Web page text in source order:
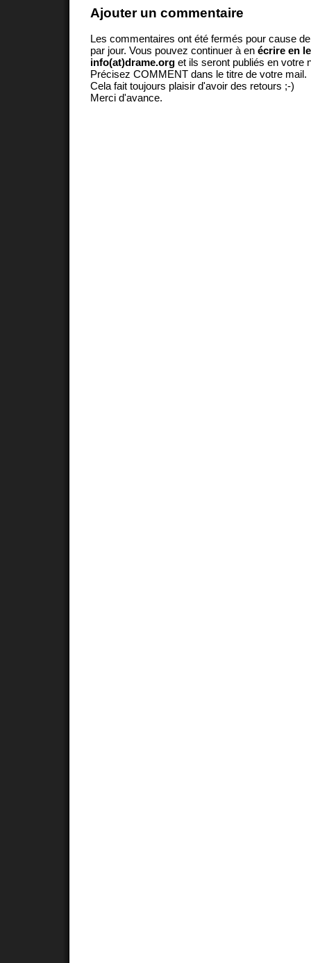
Ajouter un commentaire
Les commentaires ont été fermés pour cause
par jour. Vous pouvez continuer à en écrire en
info(at)drame.org et ils seront publiés en votre
Précisez COMMENT dans le titre de votre mail.
Cela fait toujours plaisir d'avoir des retours ;-)
Merci d'avance.